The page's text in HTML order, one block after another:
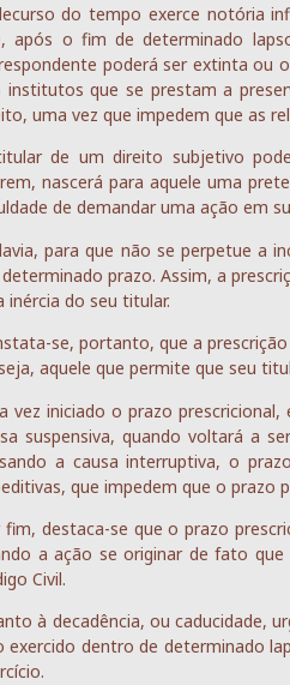
do tempo exerce notória
após o fim de determinado
poderá ser extinta ou
institutos que se prestam a
uma vez que impedem que as
de um direito subjetivo
nascerá para aquele uma
de demandar uma ação em
para que não se perpetue a
prazo. Assim, a
inércia do seu titular.
se, portanto, que a
aquele que permite que seu
vez iniciado o prazo
suspensiva, quando voltará a
a causa interruptiva, o
que impedem que o prazo
fim, destaca-se que o prazo
a ação se originar de fato
Civil.
à decadência, ou caducidade,
exercido dentro de determinado